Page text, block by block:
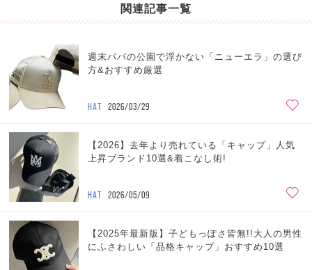
関連記事一覧
週末パパの公園で浮かない「ニューエラ」の選び
方&おすすめ厳選
HAT 2026/03/29
【2026】去年より売れている「キャップ」人気
上昇ブランド10選&着こなし術!
HAT 2026/05/09
【2025年最新版】子どもっぽさ皆無!!大人の男性
にふさわしい「品格キャップ」おすすめ10選